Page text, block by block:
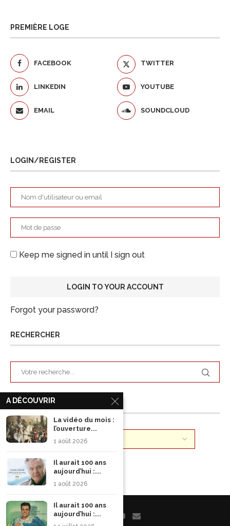
PREMIÈRE LOGE
FACEBOOK TWITTER
LINKEDIN YOUTUBE
EMAIL SOUNDCLOUD
LOGIN/REGISTER
Keep me signed in until I sign out
Forgot your password?
RECHERCHER
ARCHIVES
A DÉCOUVRIR
La vidéo du mois :
l’ouverture...
1 août 2026
Il aurait 100 ans
aujourd’hui :...
1 août 2026
Il aurait 100 ans
aujourd’hui :...